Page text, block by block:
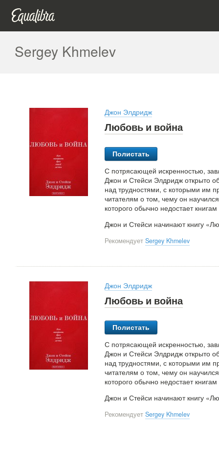
Sergey Khmelev
Джон Элдридж
Любовь и война
Полистать
С потрясающей искренностью,
Джон и Стейси Элдридж открыто
над трудностями, с которыми им
читателям о том, чему он
которого обычно недостает
Джон и Стейси начинают книгу
Рекомендует Sergey Khmelev
Джон Элдридж
Любовь и война
Полистать
С потрясающей искренностью,
Джон и Стейси Элдридж открыто
над трудностями, с которыми им
читателям о том, чему он
которого обычно недостает
Джон и Стейси начинают книгу
Рекомендует Sergey Khmelev